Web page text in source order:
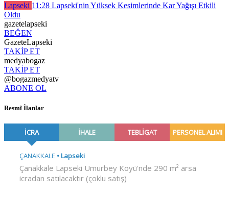
Lapseki 11:28 Lapseki'nin Yüksek Kesimlerinde Kar Yağışı Etkili
Oldu
gazetelapseki
BEĞEN
GazeteLapseki
TAKİP ET
medyabogaz
TAKİP ET
@bogazmedyatv
ABONE OL
Resmî İlanlar